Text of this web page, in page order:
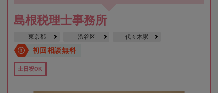
島根税理士事務所
東京都 渋谷区 代々木駅
初回相談無料
土日祝OK